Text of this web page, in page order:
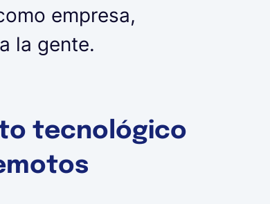
empresa,
la gente.
tecnológico